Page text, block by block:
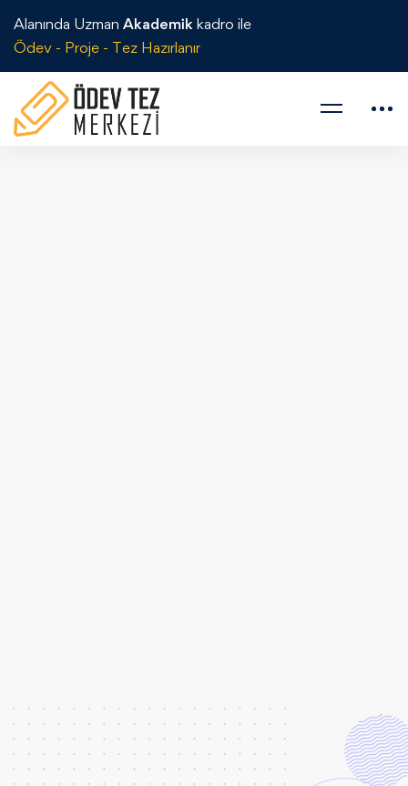
Alanında Uzman Akademik kadro ile
Ödev - Proje - Tez Hazırlanır